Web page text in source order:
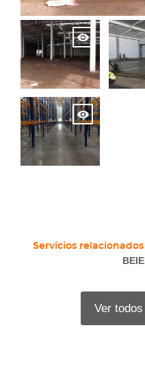
Servicios
Ver